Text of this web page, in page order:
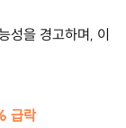
성을 경고하며, 이
급락